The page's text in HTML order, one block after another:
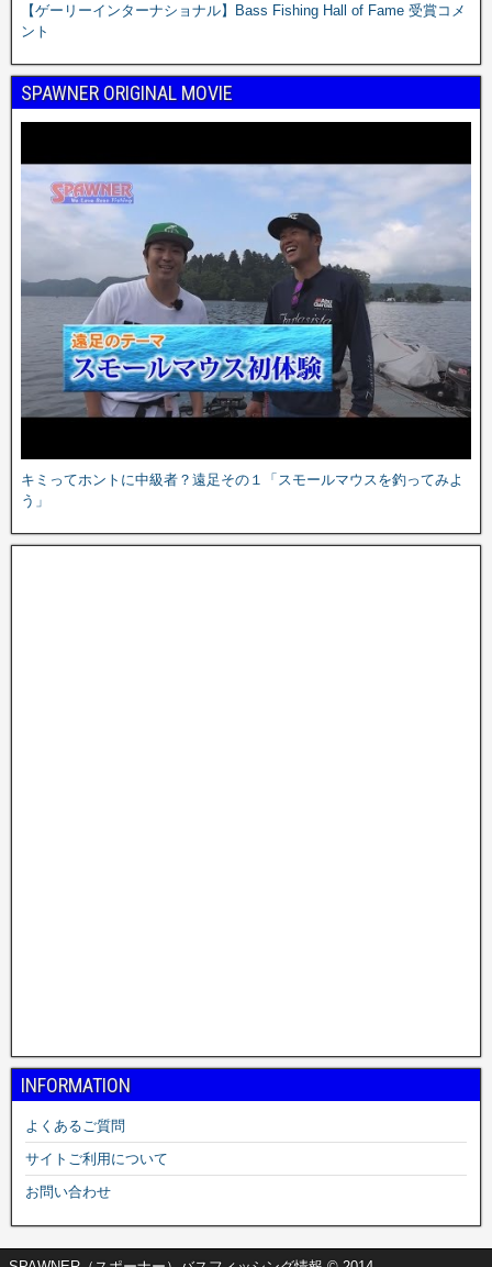
【ゲーリーインターナショナル】Bass Fishing Hall of Fame 受賞コメ
ント
SPAWNER ORIGINAL MOVIE
キミってホントに中級者？遠足その１「スモールマウスを釣ってみよ
う」
INFORMATION
よくあるご質問
サイトご利用について
お問い合わせ